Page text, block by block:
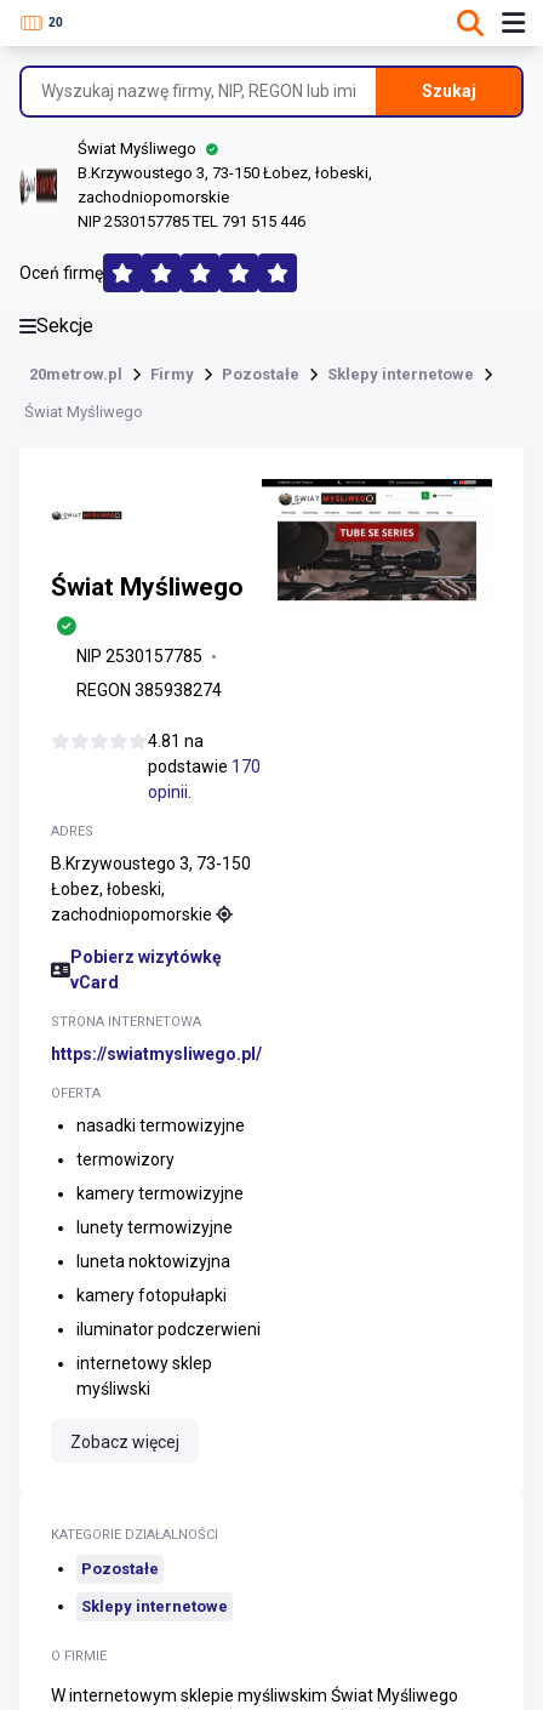
Szukaj
Świat Myśliwego
B.Krzywoustego 3, 73-150 Łobez, łobeski,
zachodniopomorskie
NIP 2530157785 TEL 791 515 446
Oceń firmę
Sekcje
20metrow.pl Firmy Pozostałe Sklepy internetowe
Świat Myśliwego
Informacje o firmie
Dane rejestrowe
Lokalizacje
Opinie (170)
Świat Myśliwego
NIP 2530157785
REGON 385938274
4.81 na
podstawie 170
opinii
ADRES
B.Krzywoustego 3, 73-150
Łobez, łobeski,
zachodniopomorskie
Pobierz wizytówkę
vCard
STRONA INTERNETOWA
https://swiatmysliwego.pl/
OFERTA
nasadki termowizyjne
termowizory
kamery termowizyjne
lunety termowizyjne
luneta noktowizyjna
kamery fotopułapki
iluminator podczerwieni
internetowy sklep
myśliwski
Zobacz więcej
O FIRMIE
W internetowym sklepie myśliwskim Świat Myśliwego
KATEGORIE DZIAŁALNOŚCI
Pozostałe
Sklepy internetowe